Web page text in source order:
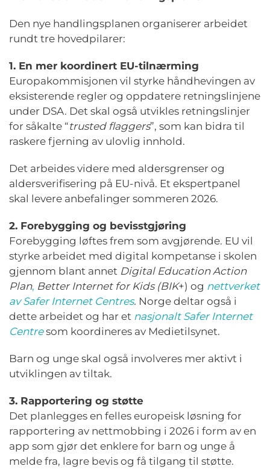
Den nye handlingsplanen organiserer arbeidet
rundt tre hovedpilarer:
1. En mer koordinert EU-tilnærming
Europakommisjonen vil styrke håndhevingen av
eksisterende regler og oppdatere retningslinjene
under DSA. Det skal også utvikles retningslinjer
for såkalte “trusted flaggers”, som kan bidra til
raskere fjerning av ulovlig innhold.
Det arbeides videre med aldersgrenser og
aldersverifisering på EU-nivå. Et ekspertpanel
skal levere anbefalinger sommeren 2026.
2. Forebygging og bevisstgjøring
Forebygging løftes frem som avgjørende. EU vil
styrke arbeidet med digital kompetanse i skolen
gjennom blant annet Digital Education Action
Plan, Better Internet for Kids(BIK+) og nettverket
av Safer Internet Centres. Norge deltar også i
dette arbeidet og har et nasjonalt Safer Internet
Centre som koordineres av Medietilsynet.
Barn og unge skal også involveres mer aktivt i
utviklingen av tiltak.
3. Rapportering og støtte
Det planlegges en felles europeisk løsning for
rapportering av nettmobbing i 2026 i form av en
app som gjør det enklere for barn og unge å
melde fra, lagre bevis og få tilgang til støtte.